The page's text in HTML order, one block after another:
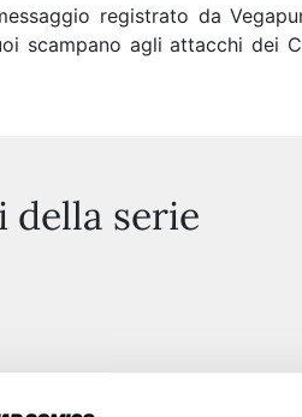
registrato da
scampano agli attacchi dei
serie